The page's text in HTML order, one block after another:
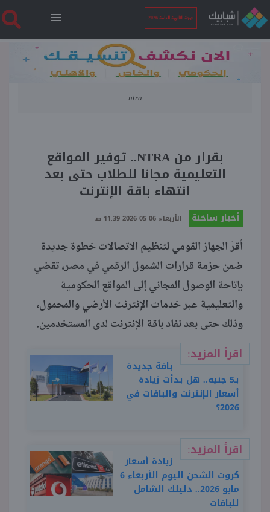
نتيجة الثانوية العامة 2026
الرئيسية
نتيجة الثانوية العامة 2026
فنجان قهوة
بوابة الطلبة
ملفات
منوعات
ntra
بقرار من NTRA.. توفير المواقع
التعليمية مجانا للطلاب حتى بعد
انتهاء باقة الإنترنت
أخبار ساخنة الأربعاء 06-05-2026 11:39 صـ
أقرّ الجهاز القومي لتنظيم الاتصالات خطوة جديدة
ضمن حزمة قرارات الشمول الرقمي في مصر، تقضي
بإتاحة الوصول المجاني إلى المواقع الحكومية
والتعليمية عبر خدمات الإنترنت الأرضي والمحمول،
وذلك حتى بعد نفاد باقة الإنترنت لدى المستخدمين.
اقرأ المزيد:
باقة جديدة
بـ5 جنيه.. هل بدأت زيادة
أسعار الإنترنت والباقات في
2026؟
اقرأ المزيد:
زيادة أسعار
كروت الشحن اليوم الأربعاء 6
مايو 2026.. دليلك الشامل
للباقات